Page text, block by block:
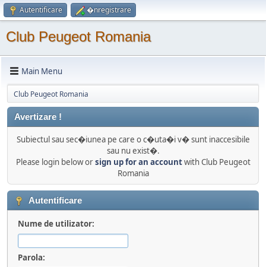
Autentificare �nregistrare
Club Peugeot Romania
Main Menu
Club Peugeot Romania
Avertizare !
Subiectul sau sec�iunea pe care o c�uta�i v� sunt inaccesibile
sau nu exist�.
Please login below orsign up for an accountwith Club Peugeot
Romania
Autentificare
Nume de utilizator:
Parola: